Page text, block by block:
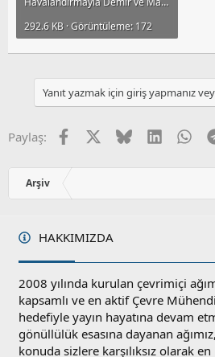
292.6 KB · Görüntüleme: 172
Yanıt yazmak için giriş yapmanız
Paylaş: Facebook BlueskyLinkedIn
Arşiv
HAKKIMIZDA
2008 yılında kurulan çevrimiçi
kapsamlı ve en aktif Çevre
hedefiyle yayın hayatına devam
gönüllülük esasına dayanan
konuda sizlere karşılıksız olarak